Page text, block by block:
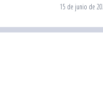
15 de junio de